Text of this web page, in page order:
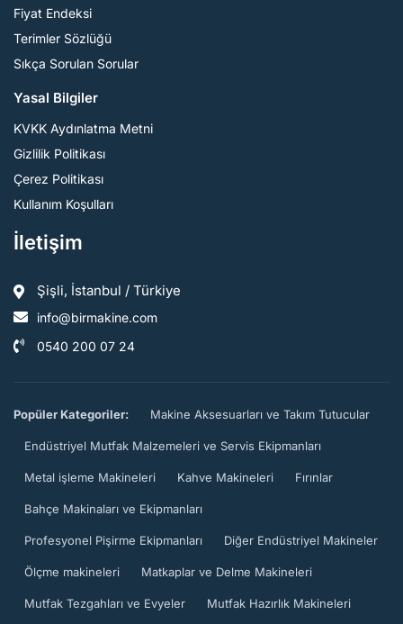
Fiyat Endeksi
Terimler Sözlüğü
Sıkça Sorulan Sorular
Yasal Bilgiler
KVKK Aydınlatma Metni
Gizlilik Politikası
Çerez Politikası
Kullanım Koşulları
İletişim
Şişli, İstanbul / Türkiye
info@birmakine.com
0540 200 07 24
Popüler Kategoriler: Makine Aksesuarları ve Takım Tutucular
Endüstriyel Mutfak Malzemeleri ve Servis Ekipmanları
Metal işleme Makineleri Kahve Makineleri Fırınlar
Bahçe Makinaları ve Ekipmanları
Profesyonel Pişirme Ekipmanları Diğer Endüstriyel Makineler
Ölçme makineleri Matkaplar ve Delme Makineleri
Mutfak Tezgahları ve Evyeler Mutfak Hazırlık Makineleri